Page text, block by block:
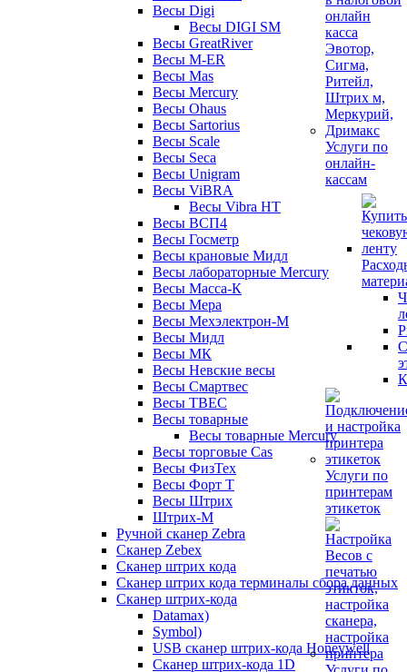
Весы Digi
Весы DIGI SM
Весы GreatRiver
Весы M-ER
Весы Mas
Весы Mercury
Весы Ohaus
Весы Sartorius
Весы Scale
Весы Seca
Весы Unigram
Весы ViBRA
Весы Vibra HT
Весы ВСП4
Весы Госметр
Весы крановые Мидл
Весы лабораторные Mercury
Весы Масса-К
Весы Мера
Весы Мехэлектрон-М
Весы Мидл
Весы МК
Весы Невские весы
Весы Смартвес
Весы ТВЕС
Весы товарные
Весы товарные Mercury
Весы торговые Cas
Весы ФизТех
Весы Форт Т
Весы Штрих
Штрих-М
Ручной сканер Zebra
Сканер Zebex
Сканер штрих кода
Сканер штрих кода терминалы сбора данных
Сканер штрих-кода
Datamax)
Symbol)
USB сканер штрих-кода Honeywell
Сканер штрих-кода 1D
Услуги по
онлайн-
кассам
Услуги по
принтерам
этикеток